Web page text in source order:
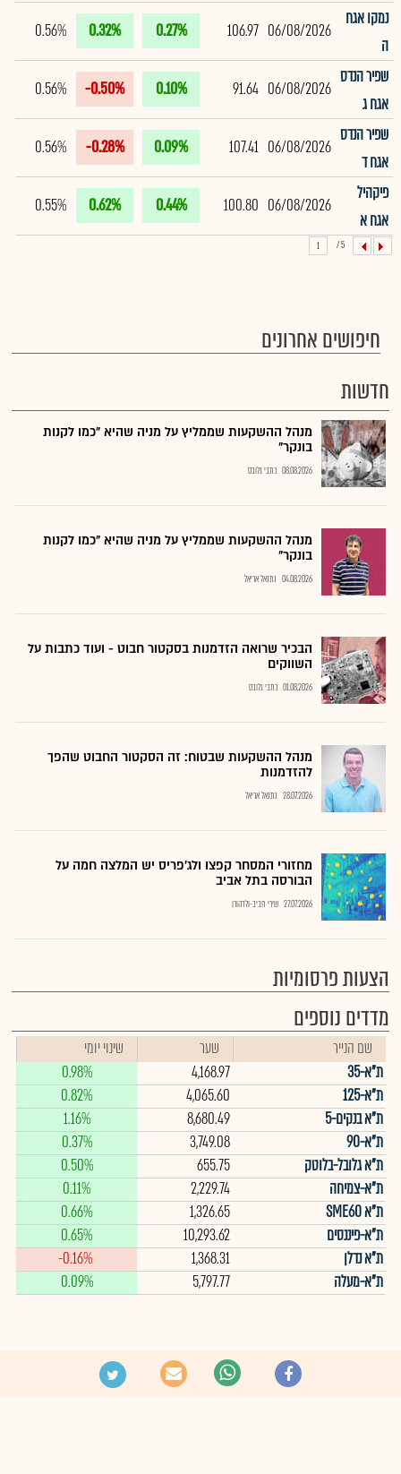
נמקו אגח
ה
06/08/2026
106.97
0.27%
0.32%
0.56%
שפיר הנדס
אגח ג
06/08/2026
91.64
0.10%
-0.50%
0.56%
שפיר הנדס
אגח ד
06/08/2026
107.41
0.09%
-0.28%
0.56%
פיקהיל
אגח א
06/08/2026
100.80
0.44%
0.62%
0.55%
5 /
1
חיפושים אחרונים
חדשות
מנהל ההשקעות שממליץ על מניה שהיא "כמו לקנות
בונקר"
08.08.2026 כתבי גלובס
מנהל ההשקעות שממליץ על מניה שהיא "כמו לקנות
בונקר"
04.08.2026 נתנאל אריאל
הבכיר שרואה הזדמנות בסקטור חבוט - ועוד כתבות על
השווקים
01.08.2026 כתבי גלובס
מנהל ההשקעות שבטוח: זה הסקטור החבוט שהפך
להזדמנות
28.07.2026 נתנאל אריאל
מחזורי המסחר קפצו ולג'פריס יש המלצה חמה על
הבורסה בתל אביב
27.07.2026 שירי חביב-ולדהורן
הצעות פרסומיות
מדדים נוספים
שם הנייר שער
שינוי יומי
ת"א-35
4,168.97
0.98%
ת"א-125
4,065.60
0.82%
ת"א בנקים-5
8,680.49
1.16%
ת"א-90
3,749.08
0.37%
ת"א גלובל-בלוטק
655.75
0.50%
ת"א-צמיחה
2,229.74
0.11%
ת"א SME60
1,326.65
0.66%
ת"א-פיננסים
10,293.62
0.65%
ת"א נדלן
1,368.31
-0.16%
ת"א-מעלה
5,797.77
0.09%